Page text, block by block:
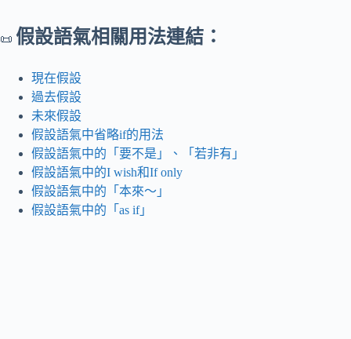
📜 假設語氣相關用法連結：
現在假設
過去假設
未來假設
假設語氣中省略if的用法
假設語氣中的「要不是」、「若非有」
假設語氣中的I wish和If only
假設語氣中的「本來～」
假設語氣中的「as if」